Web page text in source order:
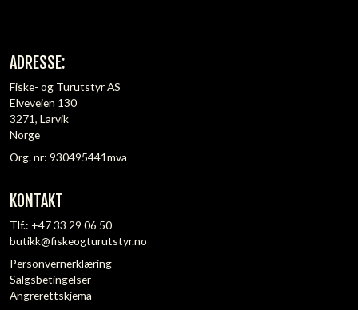
ADRESSE:
Fiske- og Turutstyr AS
Elveveien 130
3271, Larvik
Norge
Org. nr: 930495441mva
KONTAKT
Tlf.: +47 33 29 06 50
butikk@fiskeogturutstyr.no
Personvernerklæring
Salgsbetingelser
Angrerettskjema